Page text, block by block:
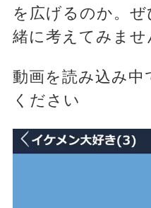
を広げるのか。
緒に考えてみませ
動画を読み込み中
ください